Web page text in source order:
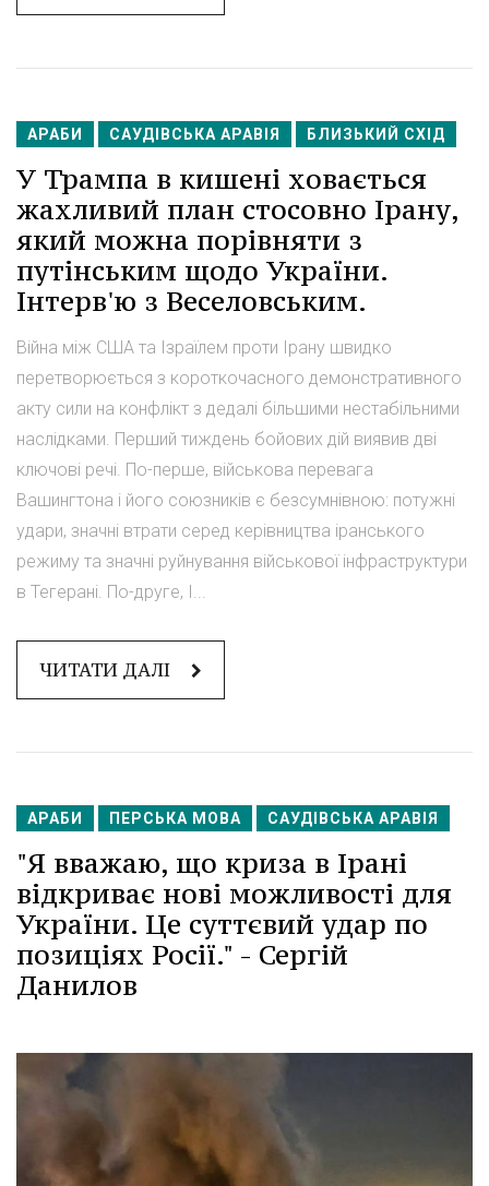
АРАБИ САУДІВСЬКА АРАВІЯ БЛИЗЬКИЙ СХІД
У Трампа в кишені ховається
жахливий план стосовно Ірану,
який можна порівняти з
путінським щодо України.
Інтерв'ю з Веселовським.
Війна між США та Ізраїлем проти Ірану швидко
перетворюється з короткочасного демонстративного
акту сили на конфлікт з дедалі більшими нестабільними
наслідками. Перший тиждень бойових дій виявив дві
ключові речі. По-перше, військова перевага
Вашингтона і його союзників є безсумнівною: потужні
удари, значні втрати серед керівництва іранського
режиму та значні руйнування військової інфраструктури
в Тегерані. По-друге, І...
ЧИТАТИ ДАЛІ
АРАБИ ПЕРСЬКА МОВА САУДІВСЬКА АРАВІЯ
"Я вважаю, що криза в Ірані
відкриває нові можливості для
України. Це суттєвий удар по
позиціях Росії." - Сергій
Данилов